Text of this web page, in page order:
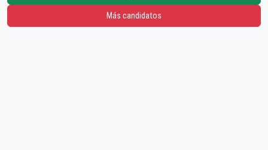
Más candidatos